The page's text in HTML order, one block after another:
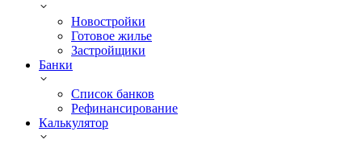
Новостройки
Готовое жилье
Застройщики
Банки
Список банков
Рефинансирование
Калькулятор